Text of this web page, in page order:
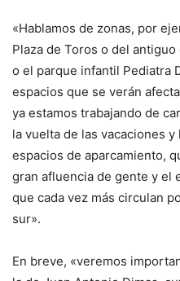
«Hablamos de zonas, por
Plaza de Toros o del
o el parque infantil Pediatra
espacios que se verán
ya estamos trabajando de
la vuelta de las vacaciones
espacios de aparcamiento,
gran afluencia de gente y el
que cada vez más circulan
sur».
En breve, «veremos